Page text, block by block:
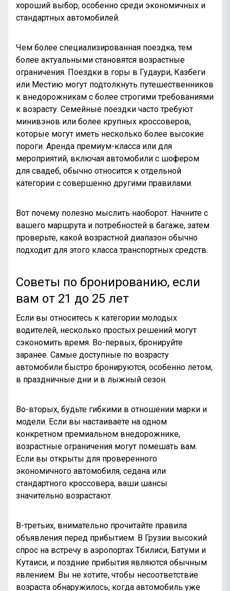
хороший выбор, особенно среди экономичных и
стандартных автомобилей.
Чем более специализированная поездка, тем
более актуальными становятся возрастные
ограничения. Поездки в горы в Гудаури, Казбеги
или Местию могут подтолкнуть путешественников
к внедорожникам с более строгими требованиями
к возрасту. Семейные поездки часто требуют
минивэнов или более крупных кроссоверов,
которые могут иметь несколько более высокие
пороги. Аренда премиум-класса или для
мероприятий, включая автомобили с шофером
для свадеб, обычно относится к отдельной
категории с совершенно другими правилами.
Вот почему полезно мыслить наоборот. Начните с
вашего маршрута и потребностей в багаже, затем
проверьте, какой возрастной диапазон обычно
подходит для этого класса транспортных средств.
Советы по бронированию, если
вам от 21 до 25 лет
Если вы относитесь к категории молодых
водителей, несколько простых решений могут
сэкономить время. Во-первых, бронируйте
заранее. Самые доступные по возрасту
автомобили быстро бронируются, особенно летом,
в праздничные дни и в лыжный сезон.
Во-вторых, будьте гибкими в отношении марки и
модели. Если вы настаиваете на одном
конкретном премиальном внедорожнике,
возрастные ограничения могут помешать вам.
Если вы открыты для проверенного
экономичного автомобиля, седана или
стандартного кроссовера, ваши шансы
значительно возрастают.
В-третьих, внимательно прочитайте правила
объявления перед прибытием. В Грузии высокий
спрос на встречу в аэропортах Тбилиси, Батуми и
Кутаиси, и поздние прибытия являются обычным
явлением. Вы не хотите, чтобы несоответствие
возраста обнаружилось, когда автомобиль уже